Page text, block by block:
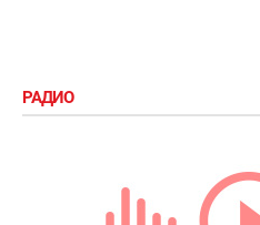
РАДИО